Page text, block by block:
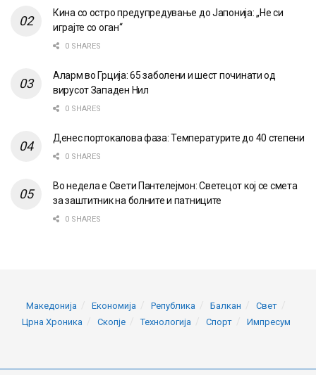
Кина со остро предупредување до Јапонија: „Не си
играјте со оган“
0 SHARES
Аларм во Грција: 65 заболени и шест починати од
вирусот Западен Нил
0 SHARES
Денес портокалова фаза: Температурите до 40 степени
0 SHARES
Во недела е Свети Пантелејмон: Светецот кој се смета
за заштитник на болните и патниците
0 SHARES
Македонија Економија Република Балкан
Свет
Црна Хроника
Скопје Технологија Спорт Импресум